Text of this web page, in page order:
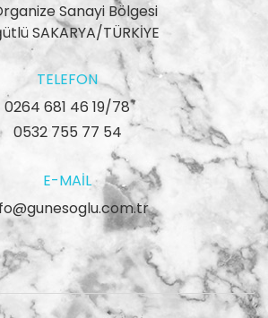
Sanayi Bölgesi
SAKARYA/TÜRKİYE
TELEFON
0264 681 46 19/78
0532 755 77 54
E-MAIL